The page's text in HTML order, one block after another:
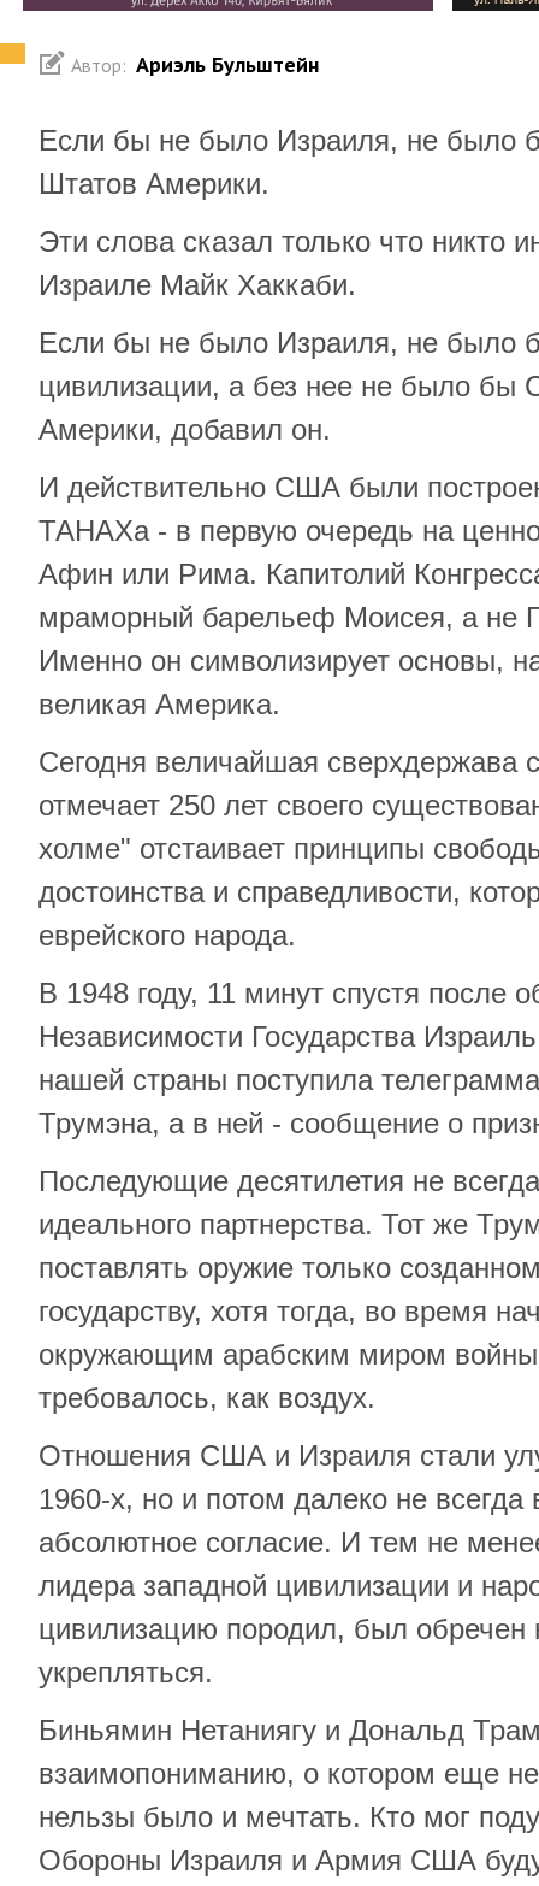
Автор: Ариэль Бульштейн
Если бы не было Израиля, не было
Штатов Америки.
Эти слова сказал только что никто
Израиле Майк Хаккаби.
Если бы не было Израиля, не было
цивилизации, а без нее не было бы
Америки, добавил он.
И действительно США были
ТАНАХа - в первую очередь на
Афин или Рима. Капитолий
мраморный барельеф Моисея, а не
Именно он символизирует основы,
великая Америка.
Сегодня величайшая сверхдержава
отмечает 250 лет своего
холме" отстаивает принципы
достоинства и справедливости,
еврейского народа.
В 1948 году, 11 минут спустя после
Независимости Государства
нашей страны поступила
Трумэна, а в ней - сообщение о
Последующие десятилетия не
идеального партнерства. Тот же
поставлять оружие только
государству, хотя тогда, во время
окружающим арабским миром
требовалось, как воздух.
Отношения США и Израиля стали
1960-х, но и потом далеко не всегда
абсолютное согласие. И тем не
лидера западной цивилизации и
цивилизацию породил, был обречен
укрепляться.
Биньямин Нетаниягу и Дональд
взаимопониманию, о котором еще
нельзы было и мечтать. Кто мог
Обороны Израиля и Армия США